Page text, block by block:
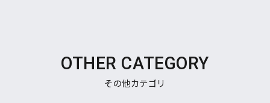
OTHER CATEGORY
その他カテゴリ